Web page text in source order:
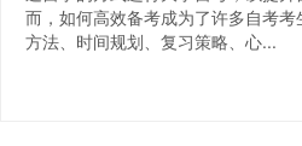
而，如何高效备考成为了许多自考
方法、时间规划、复习策略、心...